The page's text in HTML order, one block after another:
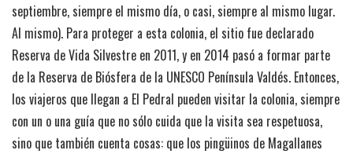
septiembre, siempre el mismo día, o casi, siempre al mismo lugar.
Al mismo). Para proteger a esta colonia, el sitio fue declarado
Reserva de Vida Silvestre en 2011, y en 2014 pasó a formar parte
de la Reserva de Biósfera de la UNESCO Península Valdés. Entonces,
los viajeros que llegan a El Pedral pueden visitar la colonia, siempre
con un o una guía que no sólo cuida que la visita sea respetuosa,
sino que también cuenta cosas: que los pingüinos de Magallanes